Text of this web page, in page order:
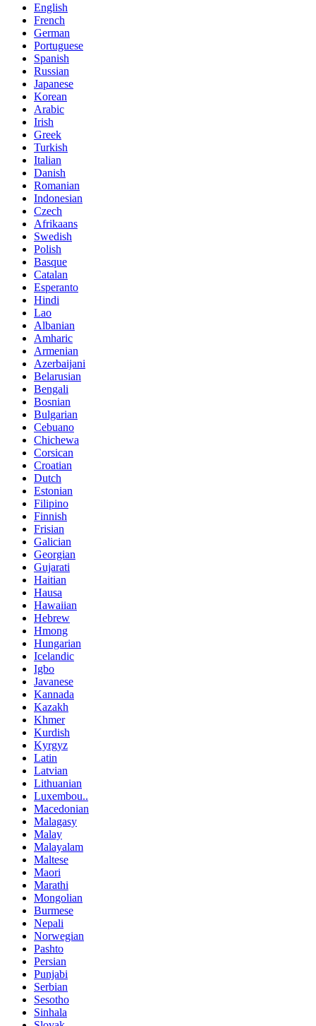
English
French
German
Portuguese
Spanish
Russian
Japanese
Korean
Arabic
Irish
Greek
Turkish
Italian
Danish
Romanian
Indonesian
Czech
Afrikaans
Swedish
Polish
Basque
Catalan
Esperanto
Hindi
Lao
Albanian
Amharic
Armenian
Azerbaijani
Belarusian
Bengali
Bosnian
Bulgarian
Cebuano
Chichewa
Corsican
Croatian
Dutch
Estonian
Filipino
Finnish
Frisian
Galician
Georgian
Gujarati
Haitian
Hausa
Hawaiian
Hebrew
Hmong
Hungarian
Icelandic
Igbo
Javanese
Kannada
Kazakh
Khmer
Kurdish
Kyrgyz
Latin
Latvian
Lithuanian
Luxembou..
Macedonian
Malagasy
Malay
Malayalam
Maltese
Maori
Marathi
Mongolian
Burmese
Nepali
Norwegian
Pashto
Persian
Punjabi
Serbian
Sesotho
Sinhala